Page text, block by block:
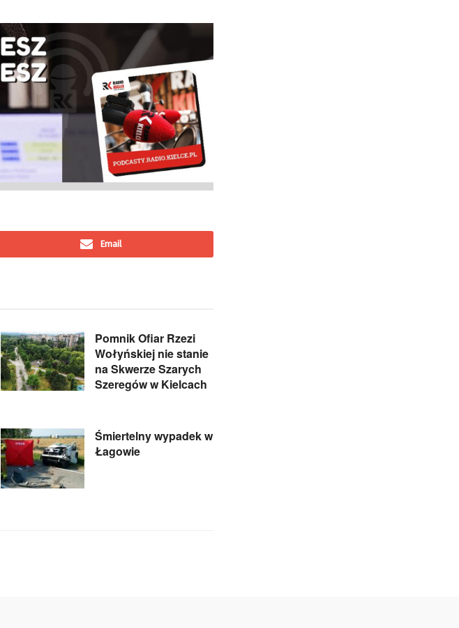
Email
Pomnik Ofiar Rzezi
Wołyńskiej nie stanie
na Skwerze Szarych
Szeregów w Kielcach
Śmiertelny wypadek w
Łagowie